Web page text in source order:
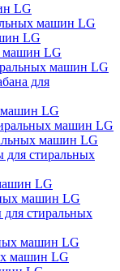
LG
машин LG
LG
машин LG
машин LG
для
машин LG
машин LG
машин LG
для стиральных
LG
машин LG
стиральных
машин LG
машин LG